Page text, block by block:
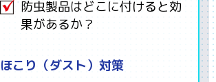
防虫製品はどこに付けると効
果があるか？
ほこり（ダスト）対策